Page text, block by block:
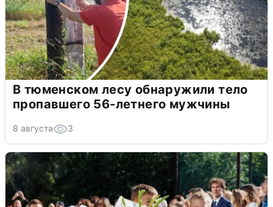
В тюменском лесу обнаружили тело
пропавшего 56-летнего мужчины
8 августа 3